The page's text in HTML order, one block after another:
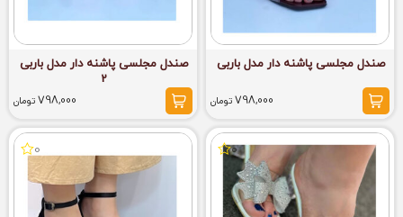
صندل مجلسی پاشنه دار مدل باربی
798,000تومان
صندل مجلسی پاشنه دار مدل باربی
2
798,000تومان
0
0